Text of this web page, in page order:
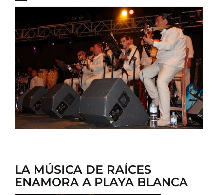
AYUNTAMIENTO
TURISMO
CONTACTO
LA MÚSICA DE RAÍCES
ENAMORA A PLAYA BLANCA